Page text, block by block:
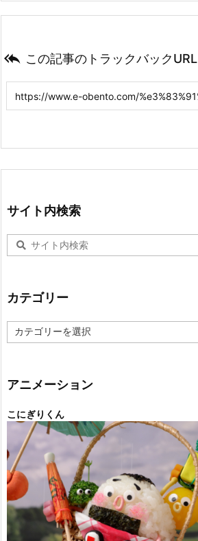
 この記事のトラックバックURL
サイト内検索
カテゴリー
テ
ー
アニメーション
こにぎりくん